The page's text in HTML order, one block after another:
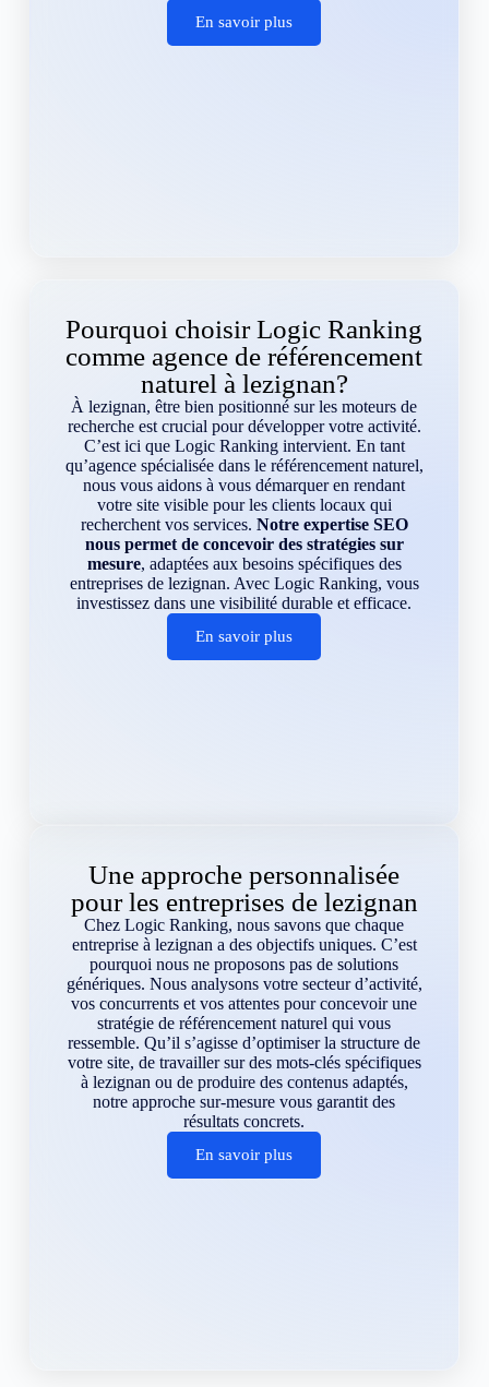
En savoir plus
Pourquoi choisir Logic Ranking
comme agence de référencement
naturel à lezignan?
À lezignan, être bien positionné sur les moteurs de
recherche est crucial pour développer votre activité.
C’est ici que Logic Ranking intervient. En tant
qu’agence spécialisée dans le référencement naturel,
nous vous aidons à vous démarquer en rendant
votre site visible pour les clients locaux qui
recherchent vos services. Notre expertise SEO
nous permet de concevoir des stratégies sur
mesure, adaptées aux besoins spécifiques des
entreprises de lezignan. Avec Logic Ranking, vous
investissez dans une visibilité durable et efficace.
En savoir plus
Une approche personnalisée
pour les entreprises de lezignan
Chez Logic Ranking, nous savons que chaque
entreprise à lezignan a des objectifs uniques. C’est
pourquoi nous ne proposons pas de solutions
génériques. Nous analysons votre secteur d’activité,
vos concurrents et vos attentes pour concevoir une
stratégie de référencement naturel qui vous
ressemble. Qu’il s’agisse d’optimiser la structure de
votre site, de travailler sur des mots-clés spécifiques
à lezignan ou de produire des contenus adaptés,
notre approche sur-mesure vous garantit des
résultats concrets.
En savoir plus